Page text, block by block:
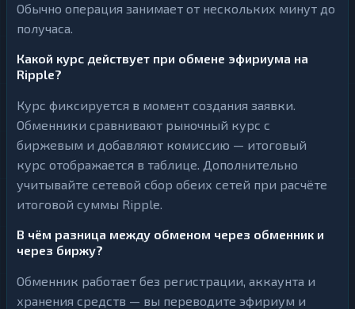
Обычно операция занимает от нескольких минут до
получаса.
Какой курс действует при обмене эфириума на
Ripple?
Курс фиксируется в момент создания заявки.
Обменники сравнивают рыночный курс с
биржевым и добавляют комиссию — итоговый
курс отображается в таблице. Дополнительно
учитывайте сетевой сбор обеих сетей при расчёте
итоговой суммы Ripple.
В чём разница между обменом через обменник и
через биржу?
Обменник работает без регистрации, аккаунта и
хранения средств — вы переводите эфириум и